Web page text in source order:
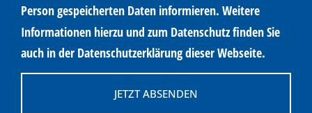
Person gespeicherten Daten informieren. Weitere
Informationen hierzu und zum Datenschutz finden Sie
auch in der Datenschutzerklärung dieser Webseite.
JETZT ABSENDEN